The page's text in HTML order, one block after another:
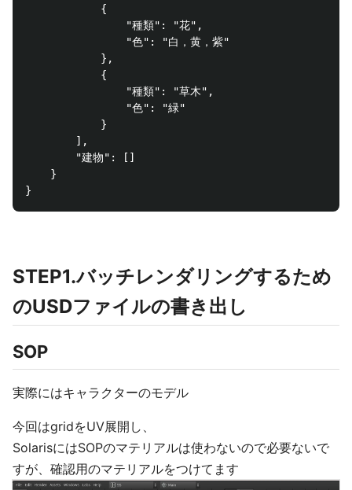
            {
                "種類": "花",
                "色": "白，黄，紫"
            },
            {
                "種類": "草木",
                "色": "緑"
            }
        ],
        "建物": []
    }
STEP1.バッチレンダリングするため
のUSDファイルの書き出し
SOP
実際にはキャラクターのモデル
今回はgridをUV展開し、
SolarisにはSOPのマテリアルは使わないので必要ないで
すが、確認用のマテリアルをつけてます